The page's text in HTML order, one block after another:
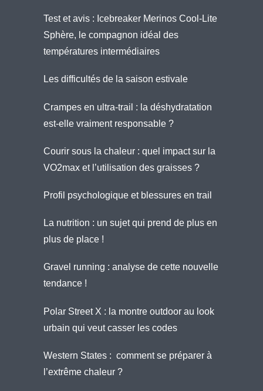
Test et avis : Icebreaker Merinos Cool-Lite
Sphère, le compagnon idéal des
températures intermédiaires
Les difficultés de la saison estivale
Crampes en ultra-trail : la déshydratation
est-elle vraiment responsable ?
Courir sous la chaleur : quel impact sur la
VO2max et l’utilisation des graisses ?
Profil psychologique et blessures en trail
La nutrition : un sujet qui prend de plus en
plus de place !
Gravel running : analyse de cette nouvelle
tendance !
Polar Street X : la montre outdoor au look
urbain qui veut casser les codes
Western States : comment se préparer à
l’extrême chaleur ?